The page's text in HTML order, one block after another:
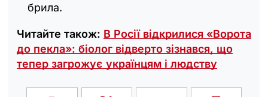
брила.
Читайте також: В Росії відкрилися «‎Ворота
до пекла»: біолог відверто зізнався, що
тепер загрожує українцям і людству